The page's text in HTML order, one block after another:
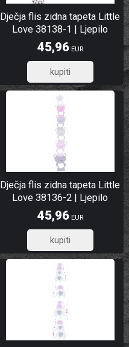
Dječja flis zidna tapeta Little
Love 38138-1 | Ljepilo
besplatno
45,96EUR
36,77
Dječja flis zidna tapeta Little
Love 38136-2 | Ljepilo
besplatno
45,96EUR
36,77